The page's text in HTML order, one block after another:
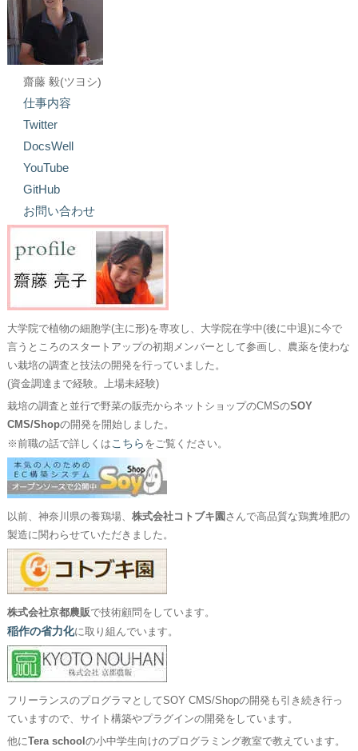
齋藤 毅(ツヨシ)
仕事内容
Twitter
DocsWell
YouTube
GitHub
お問い合わせ
大学院で植物の細胞学(主に形)を専攻し、大学院在学中(後に中退)に今で
言うところのスタートアップの初期メンバーとして参画し、農薬を使わな
い栽培の調査と技法の開発を行っていました。
(資金調達まで経験。上場未経験)
栽培の調査と並行で野菜の販売からネットショップのCMSのSOY
CMS/Shopの開発を開始しました。
※前職の話で詳しくは こちら をご覧ください。
以前、神奈川県の養鶏場、 株式会社コトブキ園 さんで高品質な鶏糞堆肥の
製造に関わらせていただきました。
株式会社京都農販で技術顧問をしています。
稲作の省力化に取り組んでいます。
フリーランスのプログラマとしてSOY CMS/Shopの開発も引き続き行っ
ていますので、サイト構築やプラグインの開発をしています。
他にTera school の小中学生向けのプログラミング教室で教えています。